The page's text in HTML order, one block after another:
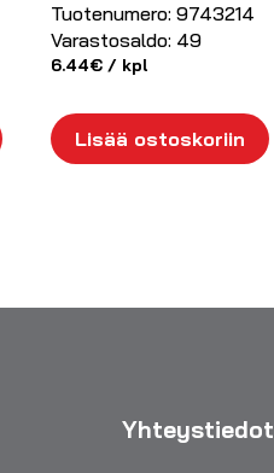
Tuotenumero: 9743214
Varastosaldo: 49
6.44€ / kpl
Lisää ostoskoriin
Yhteystiedot